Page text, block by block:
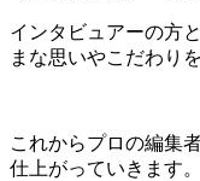
インタビュアーの方
まな思いやこだわり
これからプロの編集
仕上がっていきます。